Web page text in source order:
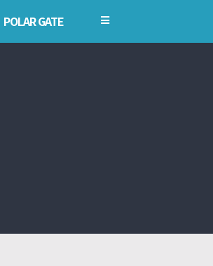
POLAR GATE ×